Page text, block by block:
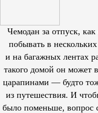
Чемодан за отпуск,
побывать в
и на багажных лентах
такого домой он может
царапинами — будто
из путешествия. И
было поменьше, вопрос